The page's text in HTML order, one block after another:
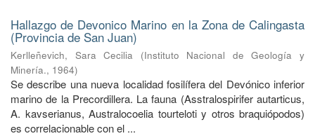
Hallazgo de Devonico Marino en la Zona de Calingasta
(Provincia de San Juan)
Kerlleñevich, Sara Cecilia (Instituto Nacional de Geología y
Minería., 1964)
Se describe una nueva localidad fosilífera del Devónico inferior
marino de la Precordillera. La fauna (Asstralospirifer autarticus,
A. kavserianus, Australocoelia tourteloti y otros braquiópodos)
es correlacionable con el ...